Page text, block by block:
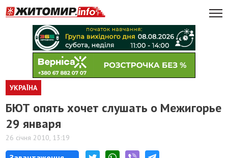
УКРАЇНА
БЮТ опять хочет слушать о Межигорье
29 января
26 січня 2010, 13:19